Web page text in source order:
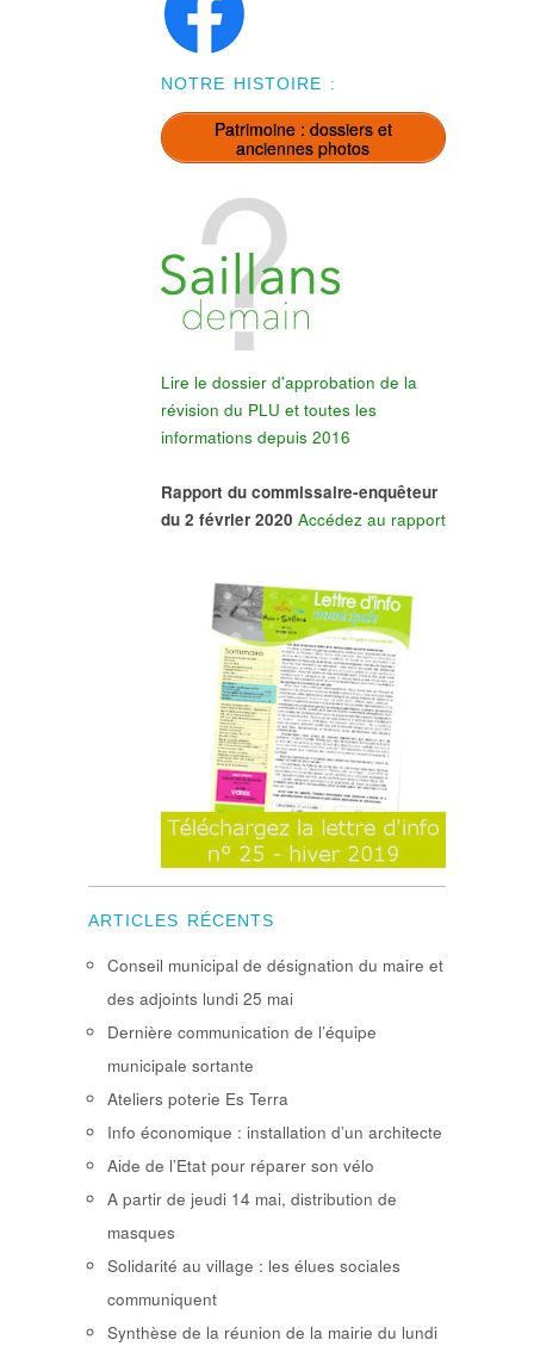
NOTRE HISTOIRE :
Patrimoine : dossiers et
anciennes photos
Lire le dossier d'approbation de la
révision du PLU et toutes les
informations depuis 2016
Rapport du commissaire-enquêteur
du 2 février 2020 Accédez au rapport
ARTICLES RÉCENTS
Conseil municipal de désignation du maire et
des adjoints lundi 25 mai
Dernière communication de l’équipe
municipale sortante
Ateliers poterie Es Terra
Info économique : installation d’un architecte
Aide de l’Etat pour réparer son vélo
A partir de jeudi 14 mai, distribution de
masques
Solidarité au village : les élues sociales
communiquent
Synthèse de la réunion de la mairie du lundi